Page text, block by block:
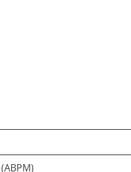
(ABPM)